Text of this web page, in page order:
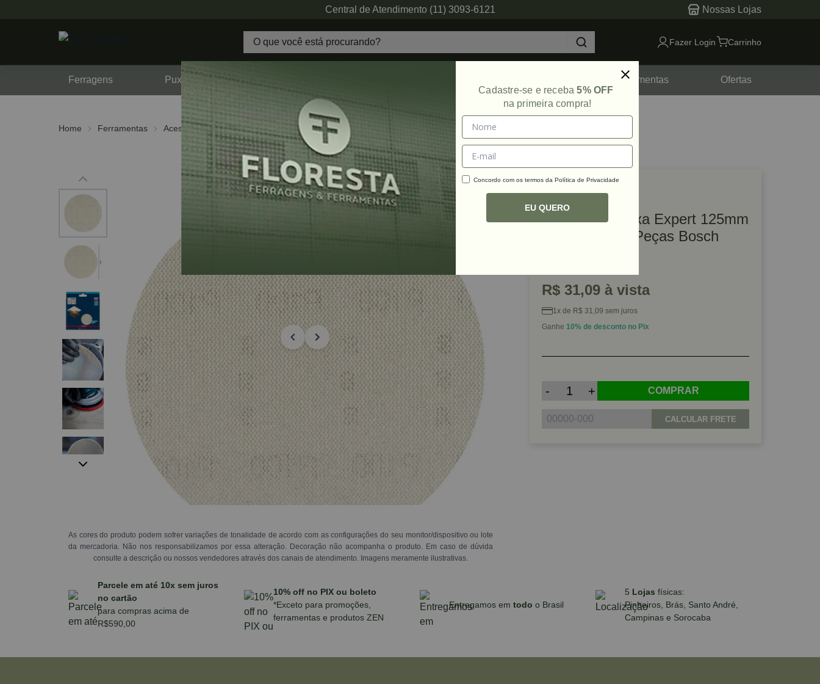
Central de Atendimento (11) 3093-6121 Nossas Lojas
Fazer Login Carrinho
Ferragens Puxadores Ferramentas Ofertas
Home Ferramentas Acessórios Lixas
As cores do produto podem sofrer variações de tonalidade de acordo com as configurações do seu monitor/dispositivo ou lote
da mercadoria. Não nos responsabilizamos por essa alteração. Decoração não acompanha o produto. Em caso de dúvida
consulte a descrição ou nossos vendedores através dos canais de atendimento. Imagens meramente ilustrativas.
Ref: 69534
Kit Disco de Lixa Expert 125mm
G240 M480 5 Peças Bosch
R$ 31,09 à vista
1x de R$ 31,09 sem juros
Ganhe 10% de desconto no Pix
- + COMPRAR
CALCULAR FRETE
Parcele em até 10x sem juros
no cartão
para compras acima de
R$590,00
10% off no PIX ou boleto
*Exceto para promoções,
ferramentas e produtos ZEN
Entregamos em todo o Brasil
5 Lojas físicas:
Pinheiros, Brás, Santo André,
Campinas e Sorocaba
Cadastre-se e receba5% OFF
na primeira compra!
Concordo com os termos da Política de Privacidade
EU QUERO